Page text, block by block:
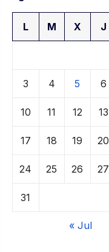
L M X J
3 4 5 6
10 11 12 13
17 18 19 20
24 25 26 27
31
« Jul